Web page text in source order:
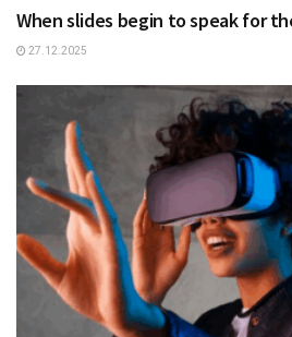
When slides begin to speak for
27.12.2025